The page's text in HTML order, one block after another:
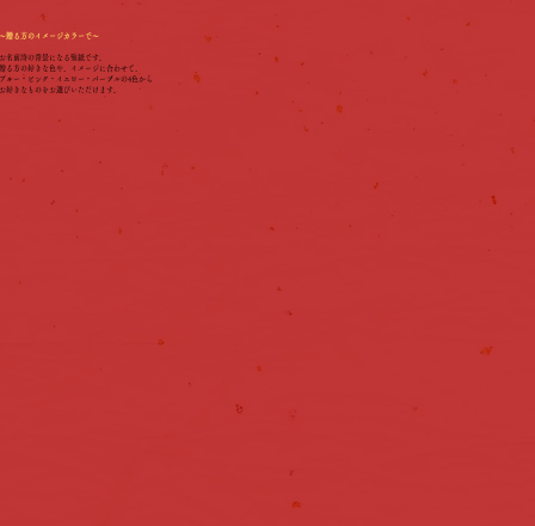
贈る方のイメージカラーで～
名前詩の背景になる壁紙です。
る方の好きな色や、イメージに合わせて、
ルー・ピンク・イエロー・パープルの4色から
好きなものをお選びいただけます。